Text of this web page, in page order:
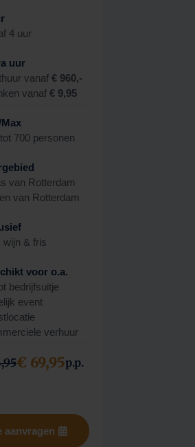
4 uur
uur
vanaf€ 960,-
vanaf€ 9,95
700 personen
van Rotterdam
van Rotterdam
wijn & fris
voor o.a.
bedrijfsuitje
event
verhuur
€ 69,95p.p.
aanvragen